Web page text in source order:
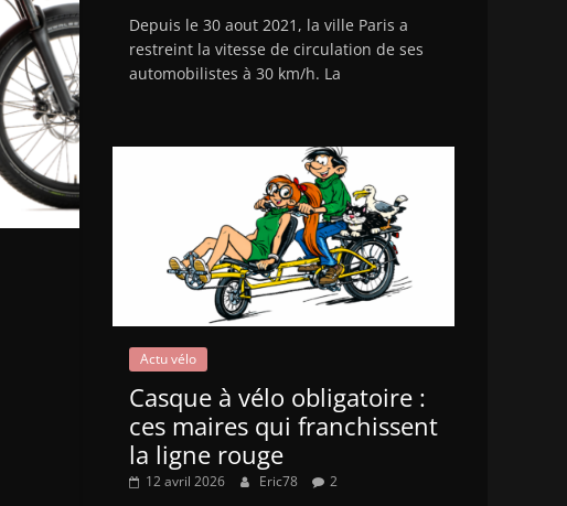
Depuis le 30 aout 2021, la ville Paris a
restreint la vitesse de circulation de ses
automobilistes à 30 km/h. La
Actu vélo
Casque à vélo obligatoire :
ces maires qui franchissent
la ligne rouge
12 avril 2026 Eric78 2